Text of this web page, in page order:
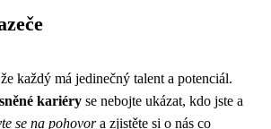
každý má jedinečný talent a potenciál.
kariéry se nebojte ukázat, kdo jste a
se na pohovora zjistěte si o nás co